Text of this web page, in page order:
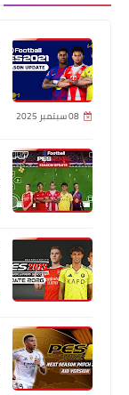
08 سبتمبر 2025